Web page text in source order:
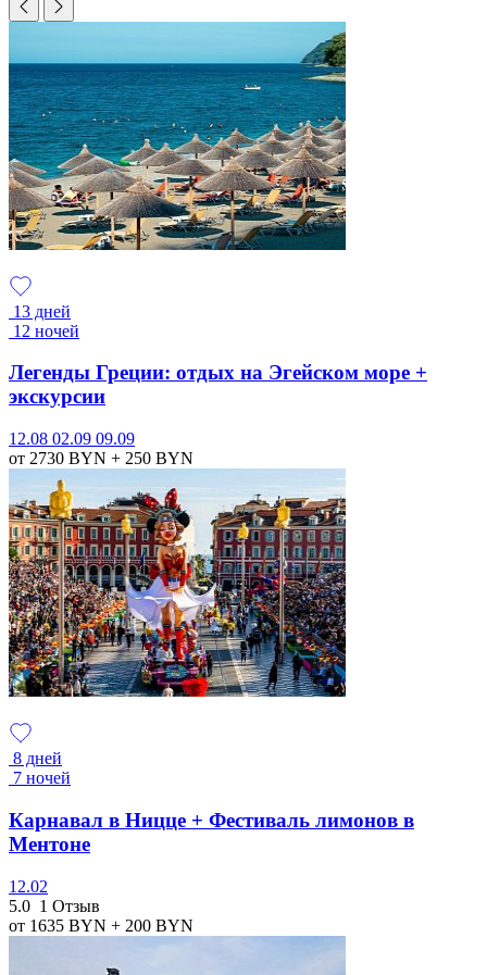
13 дней
12 ночей
Легенды Греции: отдых на Эгейском море +
экскурсии
12.08 02.09 09.09
от 2730 BYN + 250 BYN
8 дней
7 ночей
Карнавал в Ницце + Фестиваль лимонов в
Ментоне
12.02
5.0 1 Отзыв
от 1635 BYN + 200 BYN